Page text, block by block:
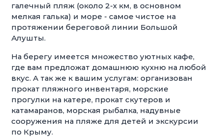
галечный пляж (около 2-х км, в основном
мелкая галька) и море - самое чистое на
протяжении береговой линии Большой
Алушты.
На берегу имеется множество уютных кафе,
где вам предложат домашнюю кухню на любой
вкус. А так же к вашим услугам: организован
прокат пляжного инвентаря, морские
прогулки на катере, прокат скутеров и
катамаранов, морская рыбалка, надувные
сооружения на пляже для детей и экскурсии
по Крыму.